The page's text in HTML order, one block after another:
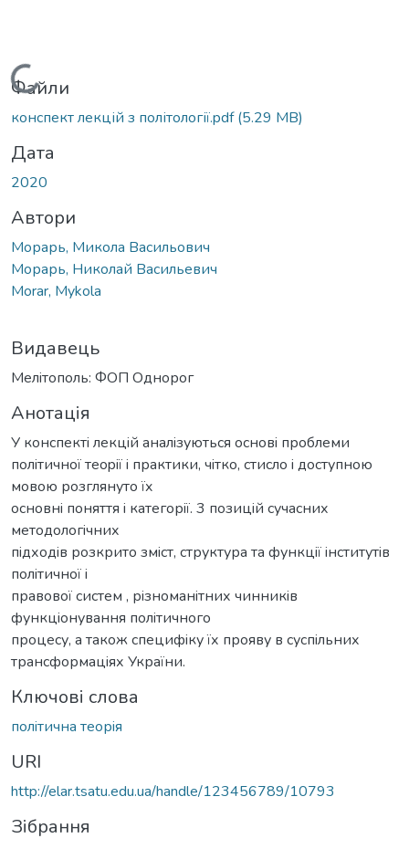
Вантажиться...
Файли
конспект лекцій з політології.pdf(5.29 MB)
Дата
2020
Автори
Морарь, Микола Васильович
Морарь, Николай Васильевич
Morar, Mykola
Видавець
Мелiтополь: ФОП Однорог
Анотація
У конспектi лекцiй аналiзуються основi проблеми
полiтичної теоpiї i практики, чiтко, стисло i доступною
мовою розглянуто їx
основнi поняття i категорiї. 3 позицiй сучасних
методологiчних
пiдходiв розкрито змiст, структура та функцiї iнститутiв
полiтичної i
правової систем , рiзноманiтних чинникiв
функцiонування полiтичного
процесу, а також специфiку їх прояву в суспiльних
трансформацiях України.
Ключові слова
полiтична теорiя
URI
http://elar.tsatu.edu.ua/handle/123456789/10793
Зібрання